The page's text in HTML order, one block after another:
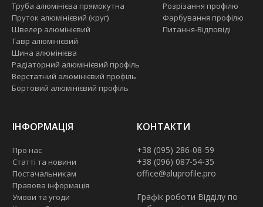
Труба алюмінієва прямокутна
Пруток алюмінієвий (круг)
Швелер алюмінієвий
Тавр алюмінієвий
Шина алюмінієва
Радіаторний алюмінієвий профіль
Верстатний алюмінієвий профіль
Бортовий алюмінієвий профіль
Розрізання профілю
Фарбування профілю
Питання-Відповіді
ІНФОРМАЦІЯ
Про нас
Статті та новини
Постачальникам
Правова інформація
Умови та угоди
КОНТАКТИ
+38 (095) 286-08-59
+38 (096) 087-54-35
office@aluprofile.pro
Графік роботи Відділу по